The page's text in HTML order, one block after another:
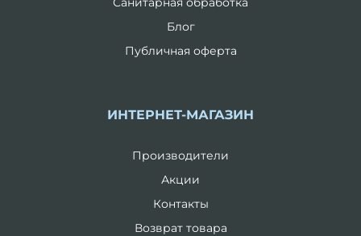
Блог
Публичная оферта
ИНТЕРНЕТ-МАГАЗИН
Производители
Акции
Контакты
Возврат товара